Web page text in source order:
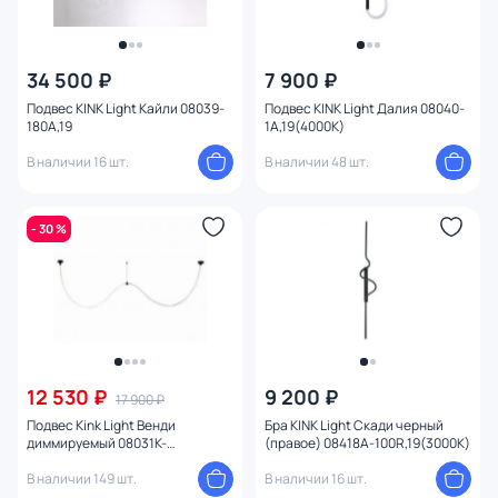
34 500 ₽
Подвес KINK Light Кайли 08039-
180A,19
В наличии 16 шт.
7 900 ₽
Подвес KINK Light Далия 08040-
1A,19(4000K)
В наличии 48 шт.
- 30 %
12 530 ₽ 17 900 ₽
Подвес Kink Light Венди
диммируемый 08031K-
В наличии 149 шт.
9 200 ₽
Бра KINK Light Скади черный
(правое) 08418A-100R,19(3000K)
В наличии 16 шт.